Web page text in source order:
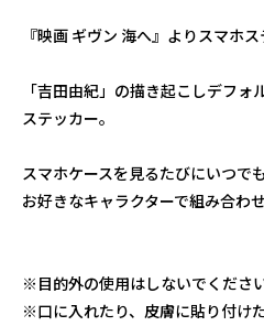
『映画 ギヴン 海へ』よりスマホ
「吉田由紀」の描き起こしデフ
ステッカー。
スマホケースを見るたびにいつで
お好きなキャラクターで組み合わ
※目的外の使用はしないでください
※口に入れたり、皮膚に貼り付け